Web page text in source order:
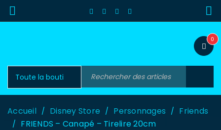
0
Accueil / Disney Store / Personnages / Friends
/ FRIENDS – Canapé – Tirelire 20cm